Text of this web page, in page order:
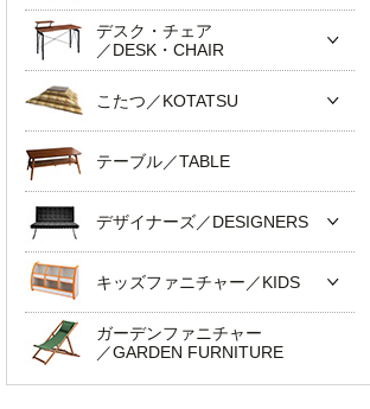
デスク・チェア
／DESK・CHAIR
こたつ／KOTATSU
テーブル／TABLE
デザイナーズ／DESIGNERS
キッズファニチャー／KIDS
ガーデンファニチャー
／GARDEN FURNITURE